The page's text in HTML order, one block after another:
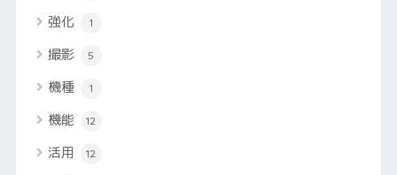
強化 1
撮影 5
機種 1
機能 12
活用 12